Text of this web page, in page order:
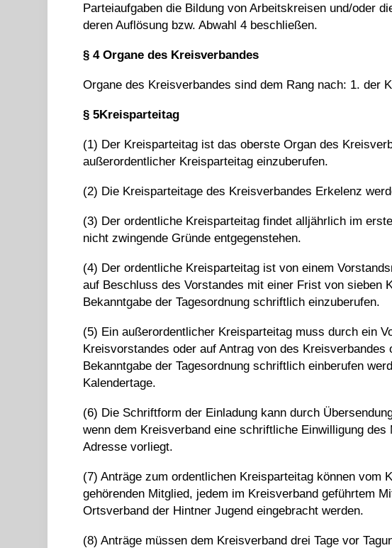
Parteiaufgaben die Bildung von Arbeitskreisen und/oder
deren Auflösung bzw. Abwahl 4 beschließen.
§4Organe des Kreisverbandes
Organe des Kreisverbandes sind dem Rang nach: 1. der
§5Kreisparteitag
(1) Der Kreisparteitag ist das oberste Organ des
außerordentlicher Kreisparteitag einzuberufen.
(2) Die Kreisparteitage des Kreisverbandes Erkelenz
(3) Der ordentliche Kreisparteitag findet alljährlich im
nicht zwingende Gründe entgegenstehen.
(4) Der ordentliche Kreisparteitag ist von einem
auf Beschluss des Vorstandes mit einer Frist von sieben
Bekanntgabe der Tagesordnung schriftlich einzuberufen.
(5) Ein außerordentlicher Kreisparteitag muss durch ein
Kreisvorstandes oder auf Antrag von des Kreisverbandes
Bekanntgabe der Tagesordnung schriftlich einberufen
Kalendertage.
(6) Die Schriftform der Einladung kann durch
wenn dem Kreisverband eine schriftliche Einwilligung
Adresse vorliegt.
(7) Anträge zum ordentlichen Kreisparteitag können vom
gehörenden Mitglied, jedem im Kreisverband geführtem
Ortsverband der Hintner Jugend eingebracht werden.
(8) Anträge müssen dem Kreisverband drei Tage vor